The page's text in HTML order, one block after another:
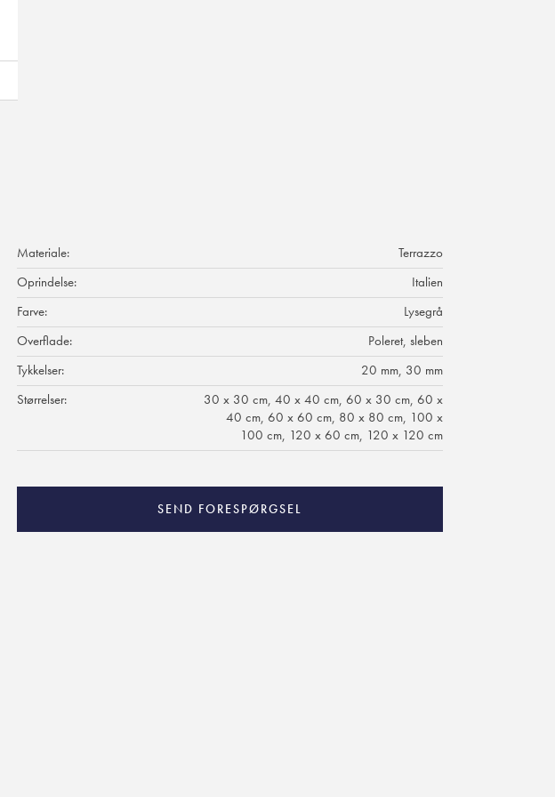
Materiale:
Terrazzo
Oprindelse:
Italien
Farve:
Lysegrå
Overflade:
Poleret, sleben
Tykkelser:
20 mm, 30 mm
Størrelser:
30 x 30 cm, 40 x 40 cm, 60 x 30 cm, 60 x
40 cm, 60 x 60 cm, 80 x 80 cm, 100 x
100 cm, 120 x 60 cm, 120 x 120 cm
SEND FORESPØRGSEL